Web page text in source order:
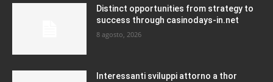
Distinct opportunities from strategy to
success through casinodays-in.net
8 agosto, 2026
Interessanti sviluppi attorno a thor